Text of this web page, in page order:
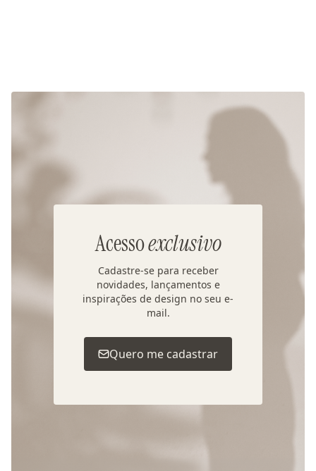
Acessoexclusivo
Cadastre-se para receber
novidades, lançamentos e
inspirações de design no seu e-
mail.
Quero me cadastrar